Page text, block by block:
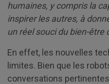
humaines, y compris la
inspirer les autres, à
un réel souci du bien-être
En effet, les nouvelles
limites. Bien que les
conversations